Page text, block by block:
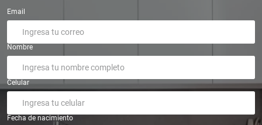
Email
Nombre
Celular
Fecha de nacimiento